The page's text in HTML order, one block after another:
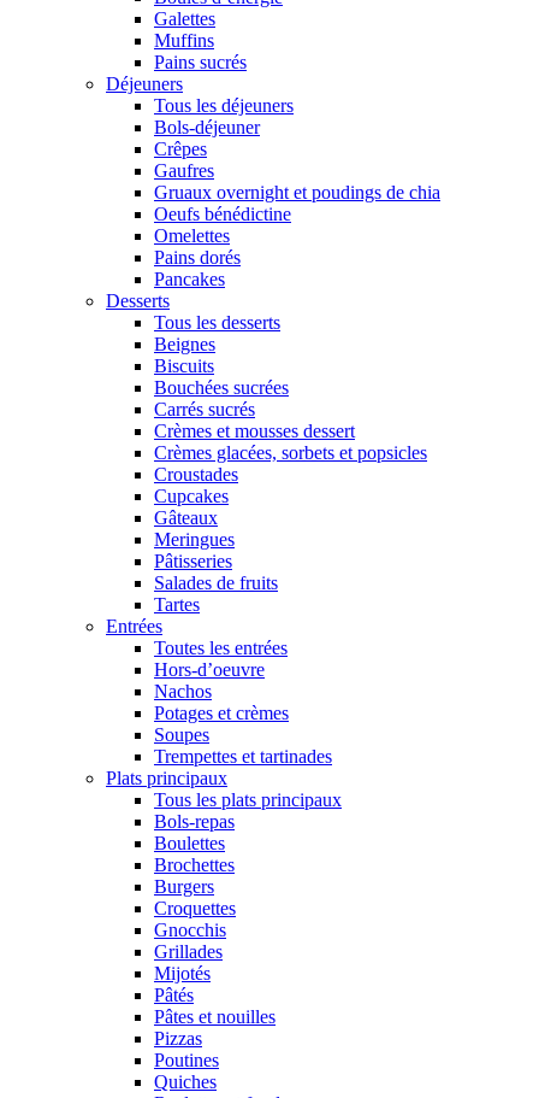
Galettes
Muffins
Pains sucrés
Déjeuners
Tous les déjeuners
Bols-déjeuner
Crêpes
Gaufres
Gruaux overnight et poudings de chia
Oeufs bénédictine
Omelettes
Pains dorés
Pancakes
Desserts
Tous les desserts
Beignes
Biscuits
Bouchées sucrées
Carrés sucrés
Crèmes et mousses dessert
Crèmes glacées, sorbets et popsicles
Croustades
Cupcakes
Gâteaux
Meringues
Pâtisseries
Salades de fruits
Tartes
Entrées
Toutes les entrées
Hors-d’oeuvre
Nachos
Potages et crèmes
Soupes
Trempettes et tartinades
Plats principaux
Tous les plats principaux
Bols-repas
Boulettes
Brochettes
Burgers
Croquettes
Gnocchis
Grillades
Mijotés
Pâtés
Pâtes et nouilles
Pizzas
Poutines
Quiches